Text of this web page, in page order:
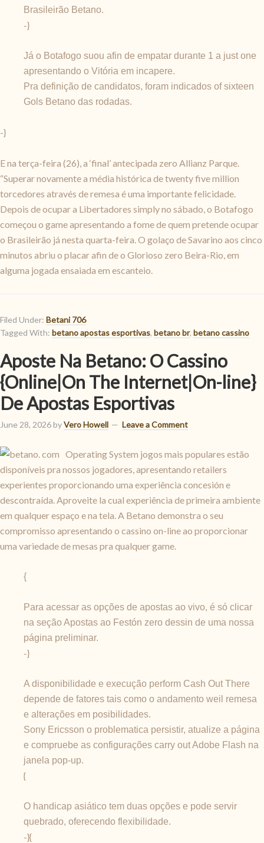
Brasileirão Betano.
-}
Já o Botafogo suou afin de empatar durante 1 a just one
apresentando o Vitória em incapere.
Pra definição de candidatos, foram indicados of sixteen
Gols Betano das rodadas.
-}
E na terça-feira (26), a ‘final’ antecipada zero Allianz Parque.
“Superar novamente a média histórica de twenty five million
torcedores através de remesa é uma importante felicidade.
Depois de ocupar a Libertadores simply no sábado, o Botafogo
começou o game apresentando a fome de quem pretende ocupar
o Brasileirão já nesta quarta-feira. O golaço de Savarino aos cinco
minutos abriu o placar afin de o Glorioso zero Beira-Rio, em
alguma jogada ensaiada em escanteio.
Filed Under: Betani 706
Tagged With: betano apostas esportivas, betano br, betano cassino
Aposte Na Betano: O Cassino
{Online|On The Internet|On-line}
De Apostas Esportivas
June 28, 2026byVero Howell Leave a Comment
Operating System jogos mais populares estão
disponíveis pra nossos jogadores, apresentando retailers
experientes proporcionando uma experiência concesión e
descontraída. Aproveite la cual experiência de primeira ambiente
em qualquer espaço e na tela. A Betano demonstra o seu
compromisso apresentando o cassino on-line ao proporcionar
uma variedade de mesas pra qualquer game.
{
Para acessar as opções de apostas ao vivo, é só clicar
na seção Apostas ao Festón zero dessin de uma nossa
página preliminar.
-}
A disponibilidade e execução perform Cash Out There
depende de fatores tais como o andamento weil remesa
e alterações em posibilidades.
Sony Ericsson o problematica persistir, atualize a página
e compruebe as configurações carry out Adobe Flash na
janela pop-up.
{
O handicap asiático tem duas opções e pode servir
quebrado, oferecendo flexibilidade.
-}{